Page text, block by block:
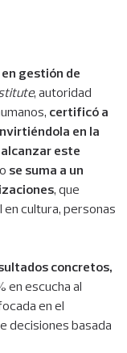
gestión de
, autoridad
certificó a
en la
este
se suma a un
, que
cultura, personas
concretos,
en escucha al
en el
decisiones basada